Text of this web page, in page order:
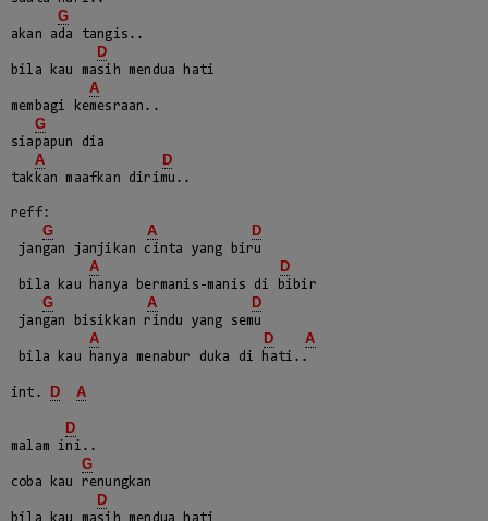
G
akan ada tangis..
D
bila kau masih mendua hati
A
membagi kemesraan..
G
siapapun dia
A D
takkan maafkan dirimu..
reff:
G A D
jangan janjikan cinta yang biru
A D
G A D
jangan bisikkan rindu yang semu
A D A
int. D A
D
malam ini..
G
coba kau renungkan
D